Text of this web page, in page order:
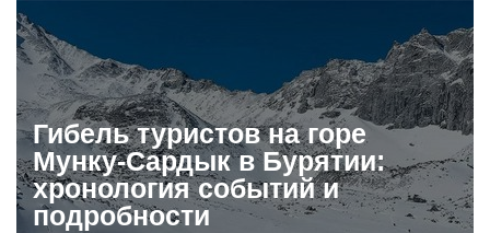
Гибель туристов на горе
Мунку-Сардык в Бурятии:
хронология событий и
подробности